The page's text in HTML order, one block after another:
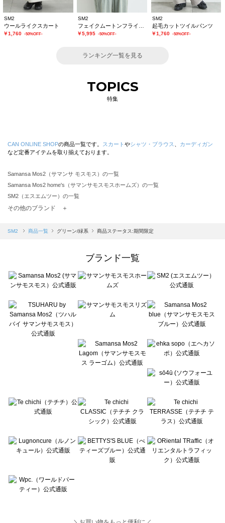
SM2
ウールライクスカート
￥1,760 -50%OFF-
SM2
￥5,995 -50%OFF-
SM2
起毛カットツイルパンツ
￥1,760 -50%OFF-
ランキング一覧を見る
TOPICS
特集
CAN ONLINE SHOPの商品一覧です。 スカート やシャツ・ブラウス
カーディガン
など定番アイテムを取り揃えております。
Samansa Mos2（サマンサ モスモス）の一覧
Samansa Mos2 home's（サマンサモスモスホームズ）の一覧
SM2（エスエムツー）の一覧
TSUHARU by Samansa Mos2（ツハルバイサマンサモスモス）の一覧
Samansa Mos2 blue（サマンサモスモス ブルー）の一覧
Te chichi（テチチ）の一覧
Te chichi CLASSIC（テチチ クラシック）の一覧
Lugnoncure（ルノンキュール）の一覧
BETTY'S BLUE（べティーズブルー）の一覧
Wpc.（ワールドパーティー）の一覧
その他のブランド ＋
SM2 商品一覧 グリーン/緑系 商品ステータス:期間限定
ブランド一覧